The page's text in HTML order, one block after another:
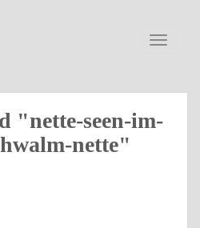
"nette-seen-im-
nette"